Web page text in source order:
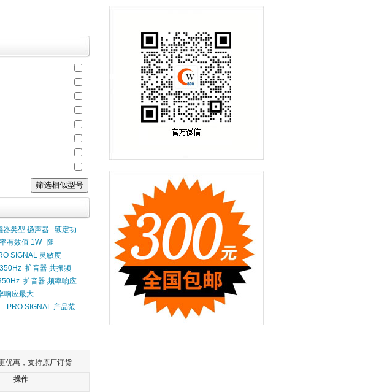
器类型 扬声器
额定功
有效值 1W
阻
SIGNAL 灵敏度
扩音器 共振频
扩音器 频率响应
响应最大
PRO SIGNAL 产品范
优惠，支持原厂订货
操作